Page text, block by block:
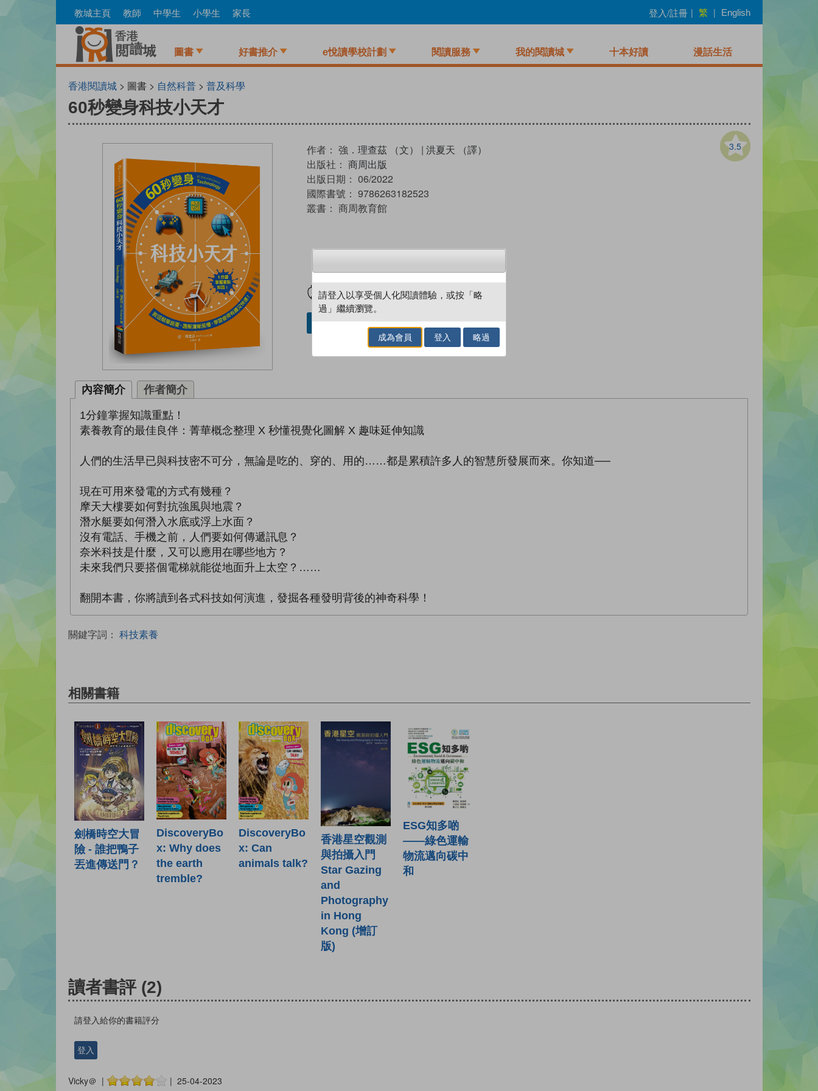
to
教城主頁 教師 中學生 小學生 家長 登入/註冊 | 繁 | English
圖書 好書推介 e悅讀學校計劃 閱讀服務 我的閱讀城 十本好讀 漫話生活
香港閱讀城> 圖書 > 自然科普> 普及科學
60秒變身科技小天才
3.5
作者： 強．理查茲 （文） | 洪夏天 （譯）
出版社： 商周出版
出版日期： 06/2022
國際書號： 9786263182523
叢書： 商周教育館
試閲 加入閱讀紀錄
借閱實體書
內容簡介 作者簡介
1分鐘掌握知識重點！
素養教育的最佳良伴：菁華概念整理 X 秒懂視覺化圖解 X 趣味延伸知識
人們的生活早已與科技密不可分，無論是吃的、穿的、用的……都是累積許多人的智慧所發展而來。你知道──
現在可用來發電的方式有幾種？
摩天大樓要如何對抗強風與地震？
潛水艇要如何潛入水底或浮上水面？
沒有電話、手機之前，人們要如何傳遞訊息？
奈米科技是什麼，又可以應用在哪些地方？
未來我們只要搭個電梯就能從地面升上太空？……
翻開本書，你將讀到各式科技如何演進，發掘各種發明背後的神奇科學！
關鍵字詞： 科技素養
相關書籍
劍橋時空大冒
險 - 誰把鴨子
丟進傳送門？
DiscoveryBo
x: Why does
the earth
tremble?
DiscoveryBo
x: Can
animals talk?
香港星空觀測
與拍攝入門
Star Gazing
and
Photography
in Hong
Kong (增訂
版)
ESG知多啲
——綠色運輸
物流邁向碳中
和
讀者書評 (2)
請登入給你的書籍評分
登入
Vicky＠ | | 25-04-2023
請登入以享受個人化閱讀體驗，或按「略
過」繼續瀏覽。
成為會員 登入 略過